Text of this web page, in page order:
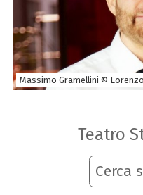
Massimo Gramellini ©
Teatro
Cerca